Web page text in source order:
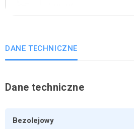
DANE TECHNICZNE
Dane techniczne
Bezolejowy